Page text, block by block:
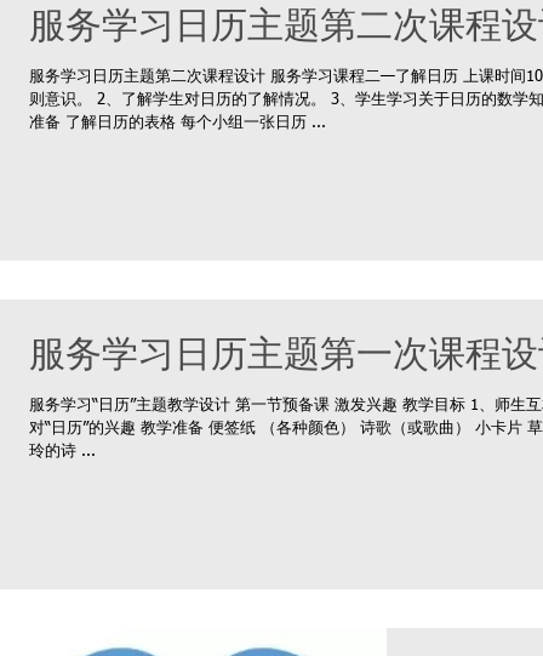
服务学习日历主题第二次课程
服务学习日历主题第二次课程设计 服务学习课程二—了解日历 上课时间
则意识。 2、了解学生对日历的了解情况。 3、学生学习关于日历的数学
准备 了解日历的表格 每个小组一张日历 ...
服务学习日历主题第一次课程
服务学习“日历”主题教学设计 第一节预备课 激发兴趣 教学目标 1、师生互相认识 2、活跃课堂气氛 3、激发学生
对“日历”的兴趣 教学准备 便签纸 （各种颜色） 诗歌（或歌曲） 小卡片 草稿纸10张 拼图卡片 故事 大白纸（金字美
玲的诗 ...